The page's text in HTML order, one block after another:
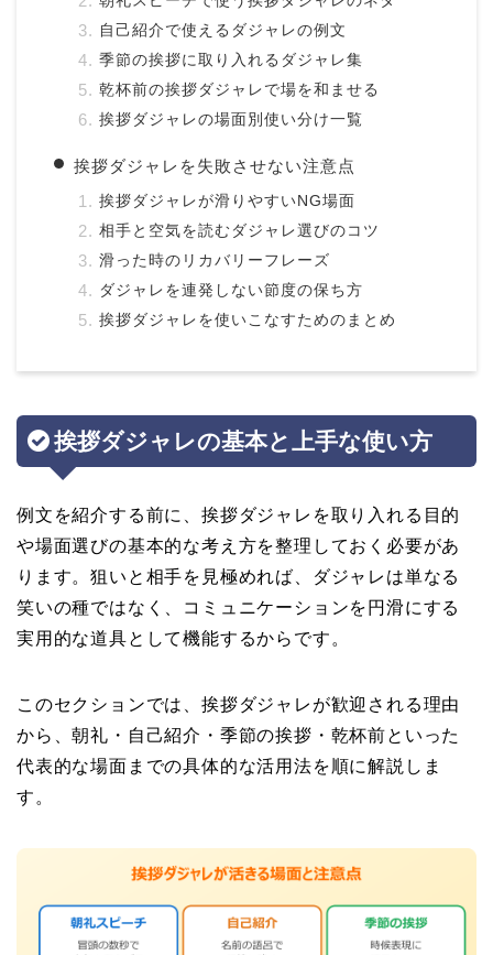
自己紹介で使えるダジャレの例文
季節の挨拶に取り入れるダジャレ集
乾杯前の挨拶ダジャレで場を和ませる
挨拶ダジャレの場面別使い分け一覧
挨拶ダジャレを失敗させない注意点
挨拶ダジャレが滑りやすいNG場面
相手と空気を読むダジャレ選びのコツ
滑った時のリカバリーフレーズ
ダジャレを連発しない節度の保ち方
挨拶ダジャレを使いこなすためのまとめ
挨拶ダジャレの基本と上手な使い方
例文を紹介する前に、挨拶ダジャレを取り入れる目的
や場面選びの基本的な考え方を整理しておく必要があ
ります。狙いと相手を見極めれば、ダジャレは単なる
笑いの種ではなく、コミュニケーションを円滑にする
実用的な道具として機能するからです。
このセクションでは、挨拶ダジャレが歓迎される理由
から、朝礼・自己紹介・季節の挨拶・乾杯前といった
代表的な場面までの具体的な活用法を順に解説しま
す。